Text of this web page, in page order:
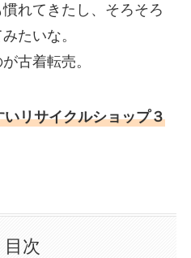
れてきたし、そろそろ
たいな。
古着転売。
リサイクルショップ３
目次